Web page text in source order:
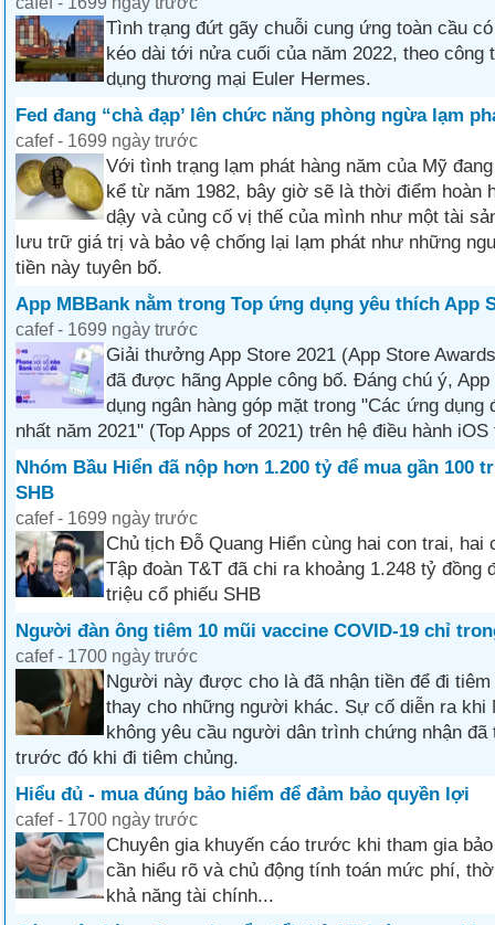
Tình trạng đứt gãy chuỗi cung ứng toàn cầu
kéo dài tới nửa cuối của năm 2022, theo công
dụng thương mại Euler Hermes.
Fed đang “chà đạp’ lên chức năng phòng ngừa lạm
cafef - 1699 ngày trước
Với tình trạng lạm phát hàng năm của Mỹ
kể từ năm 1982, bây giờ sẽ là thời điểm hoàn
dậy và củng cố vị thế của mình như một tài
lưu trữ giá trị và bảo vệ chống lại lạm phát như những
tiền này tuyên bố.
App MBBank nằm trong Top ứng dụng yêu thích App
cafef - 1699 ngày trước
Giải thưởng App Store 2021 (App Store
đã được hãng Apple công bố. Đáng chú ý,
dụng ngân hàng góp mặt trong "Các ứng
nhất năm 2021" (Top Apps of 2021) trên hệ điều hành
Nhóm Bầu Hiển đã nộp hơn 1.200 tỷ để mua gần 100
SHB
cafef - 1699 ngày trước
Chủ tịch Đỗ Quang Hiển cùng hai con trai, hai
Tập đoàn T&T đã chi ra khoảng 1.248 tỷ đồng
triệu cổ phiếu SHB
Người đàn ông tiêm 10 mũi vaccine COVID-19 chỉ
cafef - 1700 ngày trước
Người này được cho là đã nhận tiền để đi
thay cho những người khác. Sự cố diễn ra khi
không yêu cầu người dân trình chứng nhận đã
trước đó khi đi tiêm chủng.
Hiểu đủ - mua đúng bảo hiểm để đảm bảo quyền lợi
cafef - 1700 ngày trước
Chuyên gia khuyến cáo trước khi tham gia
cần hiểu rõ và chủ động tính toán mức phí,
khả năng tài chính...